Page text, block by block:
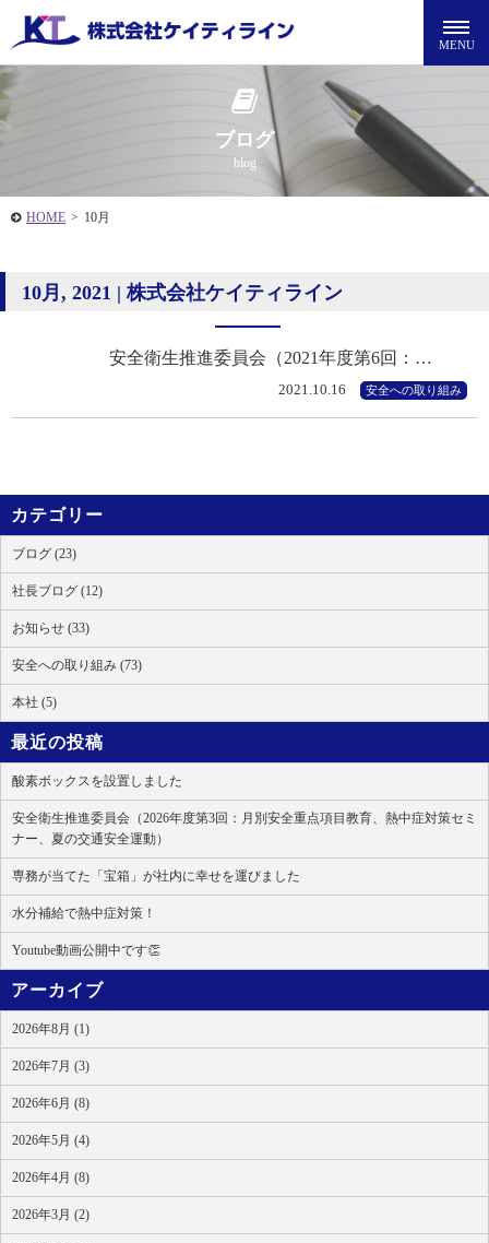
ブログ
blog
HOME > 10月
10月, 2021 | 株式会社ケイティライン
安全衛生推進委員会（2021年度第6回：…
2021.10.16 安全への取り組み
カテゴリー
ブログ (23)
社長ブログ (12)
お知らせ (33)
安全への取り組み (73)
本社 (5)
最近の投稿
酸素ボックスを設置しました
安全衛生推進委員会（2026年度第3回：月別安全重点項目教育、熱中症対策セミ
ナー、夏の交通安全運動）
専務が当てた「宝箱」が社内に幸せを運びました
水分補給で熱中症対策！
Youtube動画公開中です👏
アーカイブ
2026年8月 (1)
2026年7月 (3)
2026年6月 (8)
2026年5月 (4)
2026年4月 (8)
2026年3月 (2)